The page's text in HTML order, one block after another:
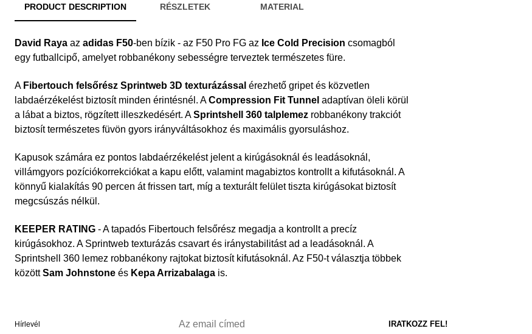
PRODUCT DESCRIPTION RÉSZLETEK MATERIAL
David Raya az adidas F50-ben bízik - az F50 Pro FG az Ice Cold Precision csomagból
egy futballcipő, amelyet robbanékony sebességre terveztek természetes füre.
A Fibertouch felsőrész Sprintweb 3D texturázással érezhető gripet és közvetlen
labdaérzékelést biztosít minden érintésnél. ACompression Fit Tunnel adaptívan öleli körül
a lábat a biztos, rögzített illeszkedésért. ASprintshell 360 talplemez robbanékony trakciót
biztosít természetes füvön gyors irányváltásokhoz és maximális gyorsuláshoz.
Kapusok számára ez pontos labdaérzékelést jelent a kirúgásoknál és leadásoknál,
villámgyors pozíciókorrekciókat a kapu előtt, valamint magabiztos kontrollt a kifutásoknál. A
könnyű kialakítás 90 percen át frissen tart, míg a texturált felület tiszta kirúgásokat biztosít
megcsúszás nélkül.
KEEPER RATING - A tapadós Fibertouch felsőrész megadja a kontrollt a precíz
kirúgásokhoz. A Sprintweb texturázás csavart és iránystabilitást ad a leadásoknál. A
Sprintshell 360 lemez robbanékony rajtokat biztosít kifutásoknál. Az F50-t választja többek
közöttSam Johnstone és Kepa Arrizabalaga is.
Hírlevél